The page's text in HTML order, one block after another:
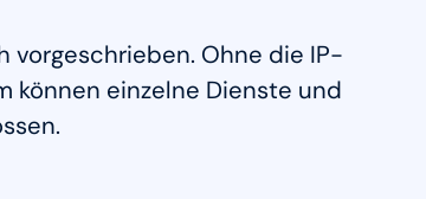
vorgeschrieben. Ohne die IP-
können einzelne Dienste und